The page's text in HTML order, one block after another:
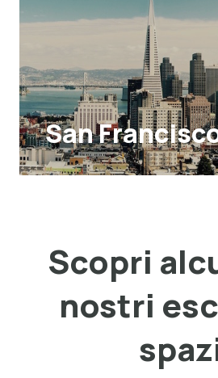
San
Scopri
nostri